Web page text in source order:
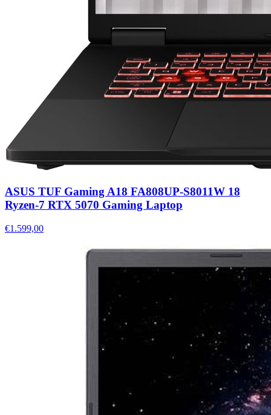
ASUS TUF Gaming A18 FA808UP-S8011W 18
Ryzen-7 RTX 5070 Gaming Laptop
€1.599,00